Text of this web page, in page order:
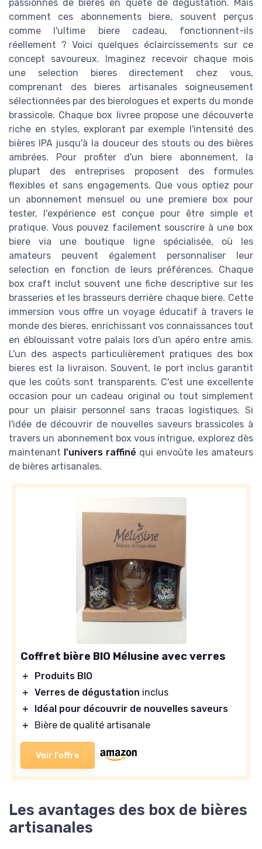
passionnés de bières en quête de dégustation. Mais
comment ces abonnements biere, souvent perçus
comme l'ultime biere cadeau, fonctionnent-ils
réellement ? Voici quelques éclaircissements sur ce
concept savoureux. Imaginez recevoir chaque mois
une selection bieres directement chez vous,
comprenant des bieres artisanales soigneusement
sélectionnées par des bierologues et experts du monde
brassicole. Chaque box livree propose une découverte
riche en styles, explorant par exemple l'intensité des
bières IPA jusqu'à la douceur des stouts ou des bières
ambrées. Pour profiter d'un biere abonnement, la
plupart des entreprises proposent des formules
flexibles et sans engagements. Que vous optiez pour
un abonnement mensuel ou une premiere box pour
tester, l'expérience est conçue pour être simple et
pratique. Vous pouvez facilement souscrire à une box
biere via une boutique ligne spécialisée, où les
amateurs peuvent également personnaliser leur
selection en fonction de leurs préférences. Chaque
box craft inclut souvent une fiche descriptive sur les
brasseries et les brasseurs derrière chaque biere. Cette
immersion vous offre un voyage éducatif à travers le
monde des bieres, enrichissant vos connaissances tout
en éblouissant votre palais lors d'un apéro entre amis.
L'un des aspects particulièrement pratiques des box
bieres est la livraison. Souvent, le port inclus garantit
que les coûts sont transparents. C'est une excellente
occasion pour un cadeau original ou tout simplement
pour un plaisir personnel sans tracas logistiques. Si
l'idée de découvrir de nouvelles saveurs brassicoles à
travers un abonnement box vous intrigue, explorez dès
maintenant l'univers raffiné qui envoûte les amateurs
de bières artisanales.
Coffret bière BIO Mélusine avec verres
＋
Produits BIO
＋ Verres de dégustation inclus
＋
Idéal pour découvrir de nouvelles saveurs
＋
Bière de qualité artisanale
Voir l'offre
Les avantages des box de bières
artisanales